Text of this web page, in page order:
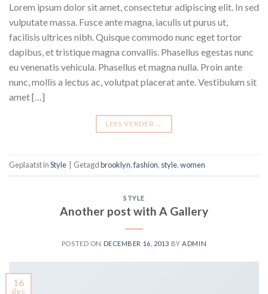
Lorem ipsum dolor sit amet, consectetur adipiscing elit. In sed
vulputate massa. Fusce ante magna, iaculis ut purus ut,
facilisis ultrices nibh. Quisque commodo nunc eget tortor
dapibus, et tristique magna convallis. Phasellus egestas nunc
eu venenatis vehicula. Phasellus et magna nulla. Proin ante
nunc, mollis a lectus ac, volutpat placerat ante. Vestibulum sit
amet […]
LEES VERDER →
Geplaatst inStyle Getagdbrooklyn,fashion, style,women
STYLE
Another post with A Gallery
POSTED ON DECEMBER 16, 2013 BYADMIN
16
dec